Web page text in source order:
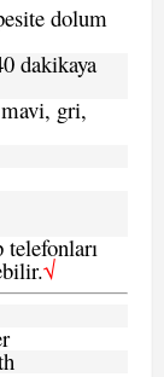
dolum
dakikaya
mavi, gri,
telefonları
√